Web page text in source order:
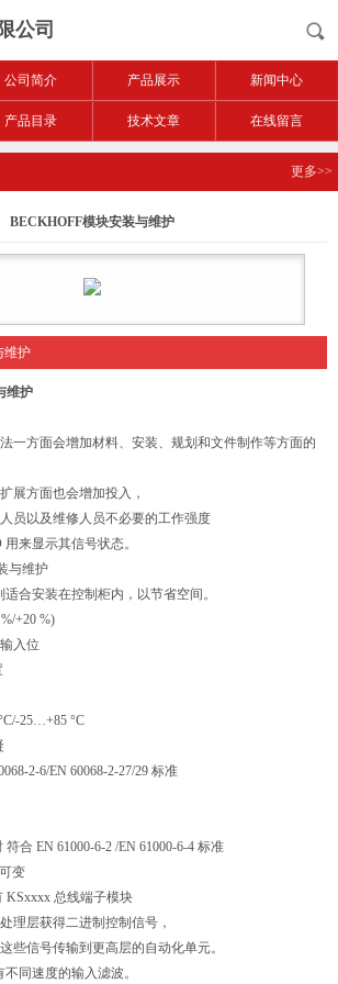
公司
公司简介 产品展示 新闻中心
产品目录 技术文章 在线留言
更多>>
BECKHOFF模块安装与维护
维护
维护
一方面会增加材料、安装、规划和文件制作等方面的
展方面也会增加投入，
员以及维修人员不必要的工作强度
来显示其信号状态。
合安装在控制柜内，以节省空间。
+20 %)
入位
25…+85 °C
2-6/EN 60068-2-27/29 标准
合 EN 61000-6-2 /EN 61000-6-4 标准
变
KSxxxx 总线端子模块
理层获得二进制控制信号，
些信号传输到更高层的自动化单元。
同速度的输入滤波。